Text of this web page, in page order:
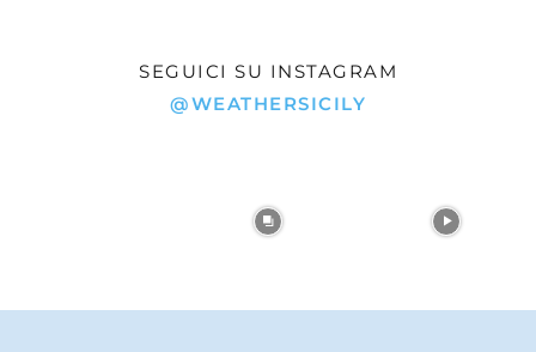
SEGUICI SU INSTAGRAM
@WEATHERSICILY